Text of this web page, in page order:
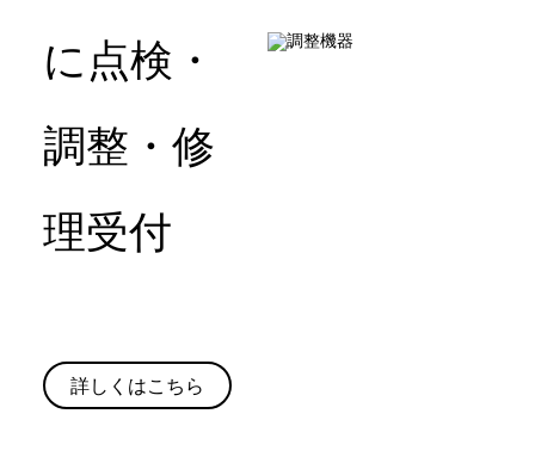
に点検・
調整・修
理受付
詳しくはこちら